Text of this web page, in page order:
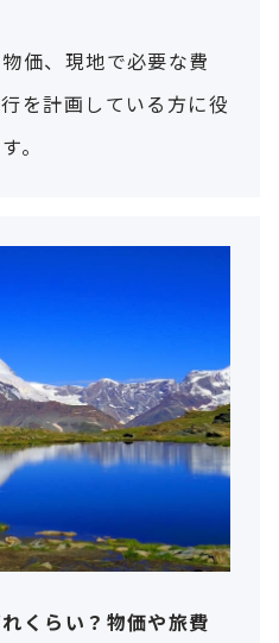
価、現地で必要な費
を計画している方に役
。
くらい？物価や旅費